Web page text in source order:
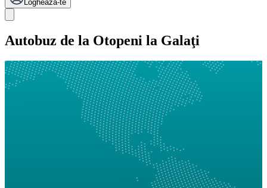
Loghează-te
Autobuz de la Otopeni la Galaţi